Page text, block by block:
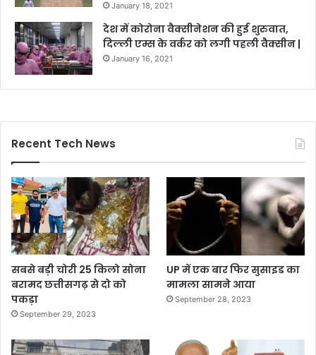
January 18, 2021
देश में कोरोना वैक्सीनेशन की हुई शुरुवात,
दिल्ली एम्स के वर्कर को लगी पहली वैक्सीन |
January 16, 2021
Recent Tech News
सबसे बड़ी चोरी 25 किलो सोना
बरामद छत्तीसगढ़ से दो को
पकड़ा
September 29, 2023
UP में एक बार फिर सुसाइड का
मामला सामने आया
September 28, 2023